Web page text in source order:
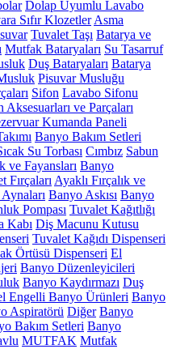
Dolap Uyumlu Lavabo
Sıfır Klozetler Asma
Tuvalet Taşı Batarya ve
Mutfak Bataryaları Su Tasarruf
Duş Bataryaları Batarya
Pisuvar Musluğu
Sifon Lavabo Sifonu
Aksesuarları ve Parçaları
Kumanda Paneli
Banyo Bakım Setleri
Su Torbası Cımbız Sabun
ve Fayansları Banyo
Fırçaları Ayaklı Fırçalık ve
Banyo Askısı Banyo
Pompası Tuvalet Kağıtlığı
Kabı Diş Macunu Kutusu
Tuvalet Kağıdı Dispenseri
Örtüsü Dispenseri El
Banyo Düzenleyicileri
Banyo Kaydırmazı Duş
Engelli Banyo Ürünleri Banyo
Aspiratörü Diğer Banyo
Bakım Setleri Banyo
MUTFAK Mutfak